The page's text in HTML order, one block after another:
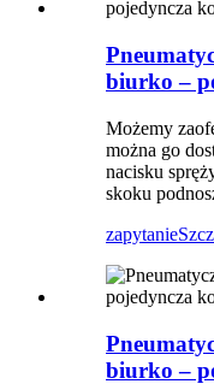
biurko –
Możemy
można go
nacisku
skoku
zapytanie
biurko –